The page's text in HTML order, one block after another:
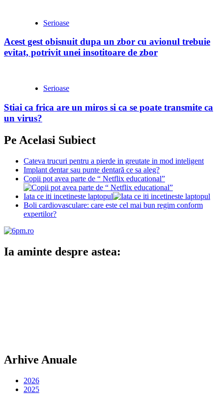
Serioase
Acest gest obisnuit dupa un zbor cu avionul trebuie
evitat, potrivit unei insotitoare de zbor
Serioase
Stiai ca frica are un miros si ca se poate transmite ca
un virus?
Pe Acelasi Subiect
Cateva trucuri pentru a pierde in greutate in mod inteligent
Implant dentar sau punte dentară ce sa aleg?
Copii pot avea parte de “ Netflix educational”
Iata ce iti incetineste laptopul
Boli cardiovasculare: care este cel mai bun regim conform
expertilor?
Ia aminte despre astea:
Arhive Anuale
2026
2025